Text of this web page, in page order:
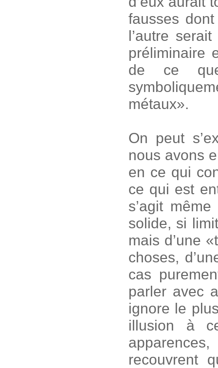
fausses
l’autre
préliminaire
de ce que
métaux».
On peut
nous avons
en ce qui
ce qui est
s’agit
solide, si
mais d’une
choses,
cas
parler avec
ignore le
illusion à
recouvrent